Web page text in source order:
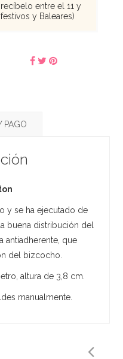
entre el 11 y
y Baleares)
PAGO
y se ha ejecutado de
buena distribución del
antiadherente, que
del bizcocho.
altura de 3,8 cm.
manualmente.